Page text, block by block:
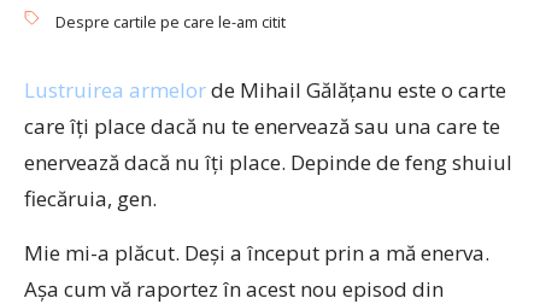
Despre cartile pe care le-am citit
Lustruirea armelorde Mihail Gălățanu este o carte
care îți place dacă nu te enervează sau una care te
enervează dacă nu îți place. Depinde de feng shuiul
fiecăruia, gen.
Mie mi-a plăcut. Deși a început prin a mă enerva.
Așa cum vă raportez în acest nou episod din